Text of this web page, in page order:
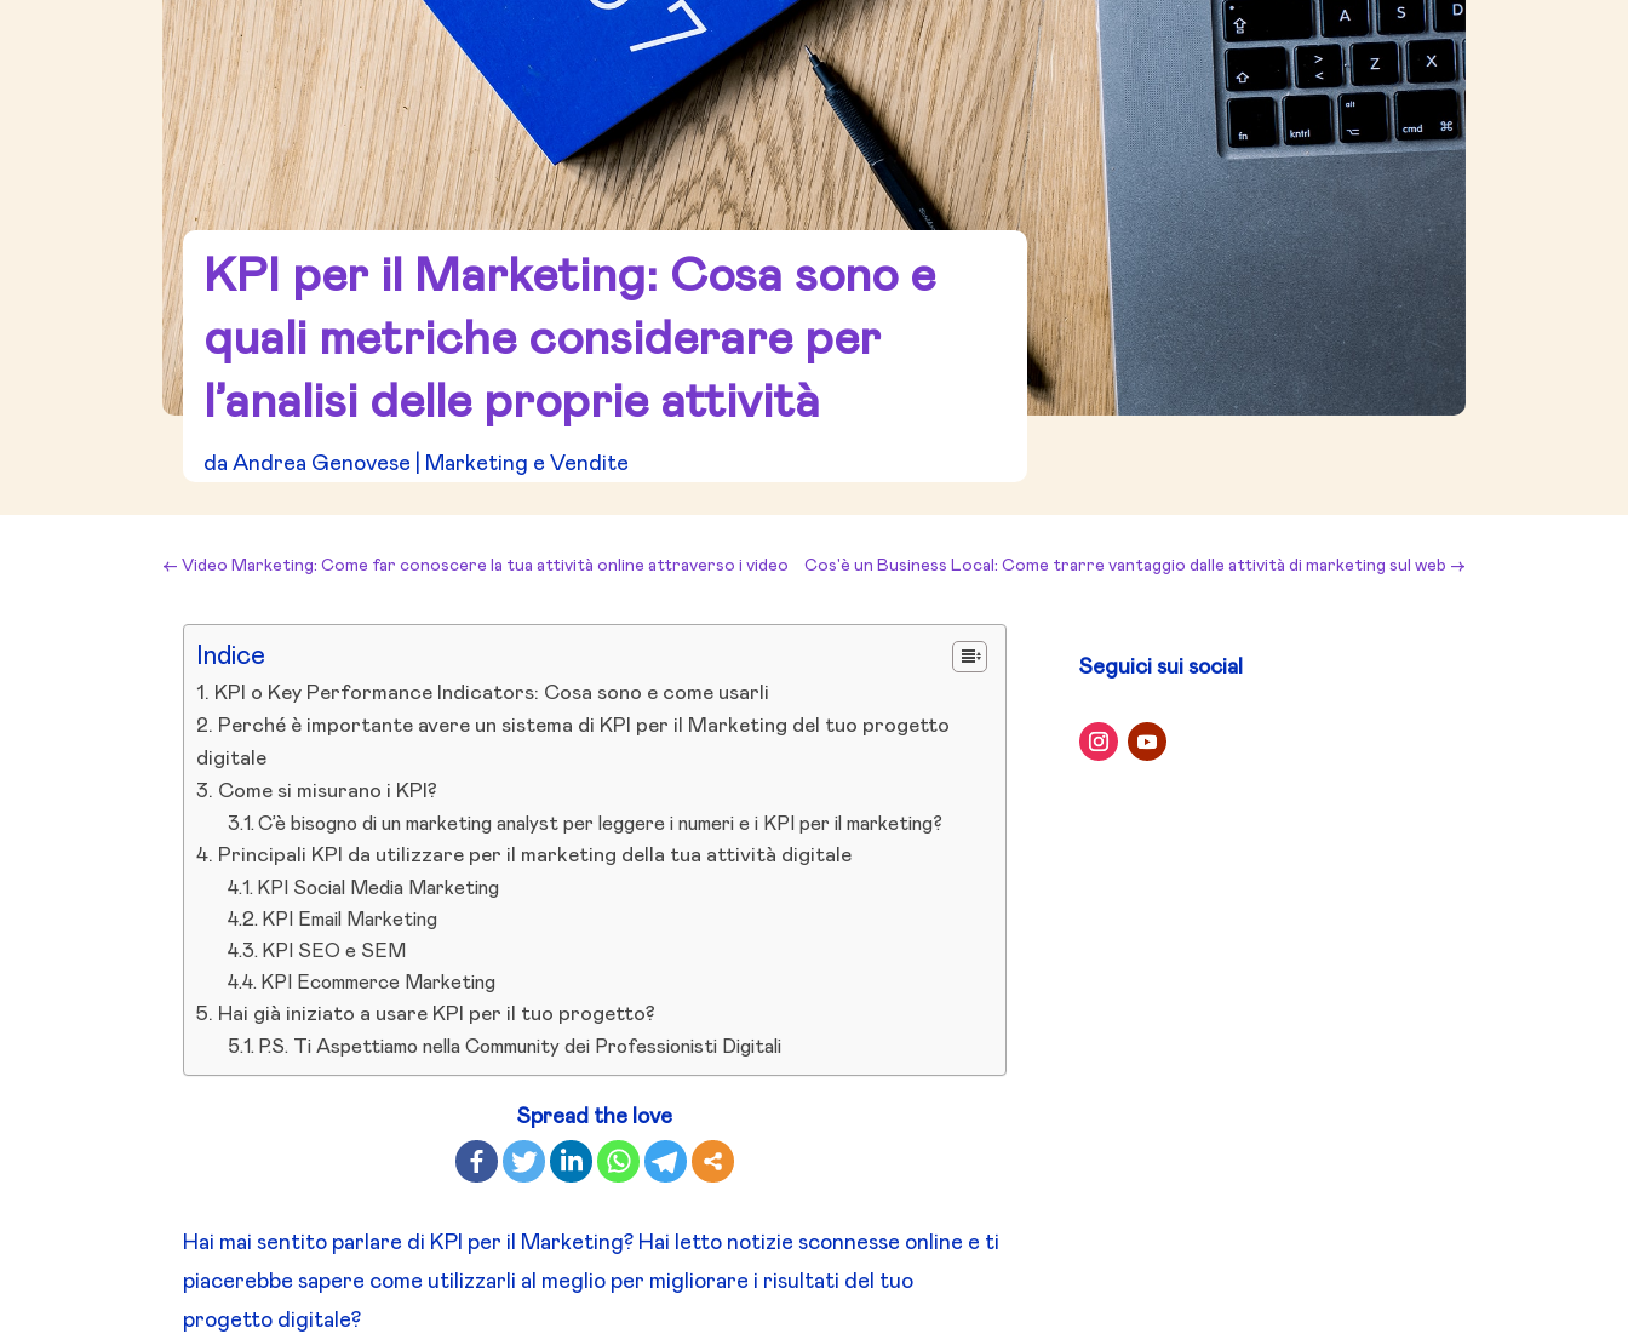
KPI per il Marketing: Cosa sono e
quali metriche considerare per
l’analisi delle proprie attività
daAndrea Genovese Marketing e Vendite
←Video Marketing: Come far conoscere la tua attività online attraverso i video Cos'è un Business Local: Come trarre vantaggio dalle attività di marketing sul web →
Indice
KPI o Key Performance Indicators: Cosa sono e come usarli
Perché è importante avere un sistema di KPI per il Marketing del tuo progetto
digitale
Come si misurano i KPI?
C’è bisogno di un marketing analyst per leggere i numeri e i KPI per il marketing?
Principali KPI da utilizzare per il marketing della tua attività digitale
KPI Social Media Marketing
KPI Email Marketing
KPI SEO e SEM
KPI Ecommerce Marketing
Hai già iniziato a usare KPI per il tuo progetto?
P.S. Ti Aspettiamo nella Community dei Professionisti Digitali
Spread the love
Hai mai sentito parlare di KPI per il Marketing? Hai letto notizie sconnesse online e ti
piacerebbe sapere come utilizzarli al meglio per migliorare i risultati del tuo
progetto digitale?
Seguici sui social